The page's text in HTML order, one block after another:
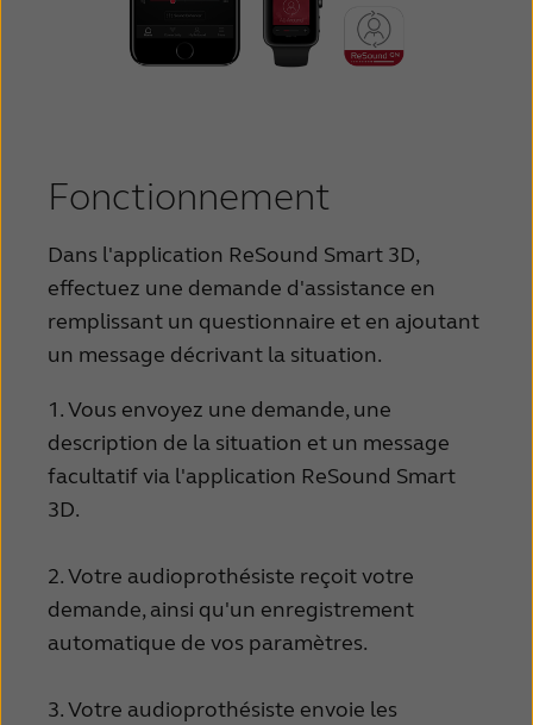
Fonctionnement
Dans l'application ReSound Smart 3D,
effectuez une demande d'assistance en
remplissant un questionnaire et en ajoutant
un message décrivant la situation.
1. Vous envoyez une demande, une
description de la situation et un message
facultatif via l'application ReSound Smart
3D.
2. Votre audioprothésiste reçoit votre
demande, ainsi qu'un enregistrement
automatique de vos paramètres.
3. Votre audioprothésiste envoie les